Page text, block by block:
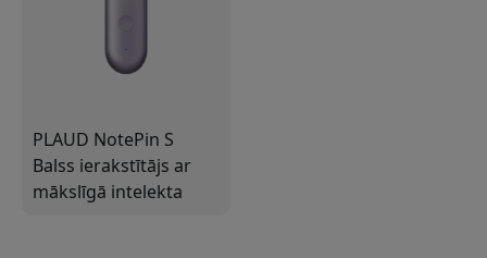
PLAUD NotePin S
Balss ierakstītājs ar
mākslīgā intelekta